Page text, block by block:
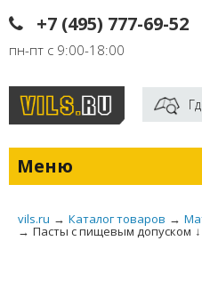
+7 (495) 777-69-52
пн-пт с 9:00-18:00
Меню
vils.ru → Каталог товаров →
→ Пасты с пищевым допуском ↓